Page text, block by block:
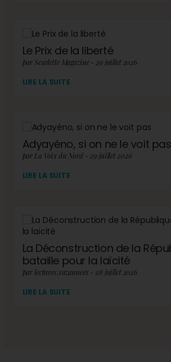
Le Prix de la liberté
par Scarlette Magazine - 29 juillet 2026
LIRE LA SUITE
Adyayéno, si on ne le voit pas
par La Voix du Nord - 29 juillet 2026
LIRE LA SUITE
La Déconstruction de la
bataille pour la laïcité
par lectures.suzannees - 28 juillet 2026
LIRE LA SUITE